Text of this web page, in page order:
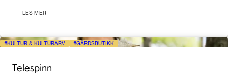
LES MER
KULTUR & KULTURARV GÅRDSBUTIKK
Telespinn